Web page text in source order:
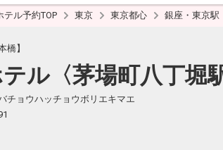
テル予約TOP 東京 東京都心 銀座・東京駅
橋】
ル〈茅場町八丁堀
チョウハッチョウボリエキマエ